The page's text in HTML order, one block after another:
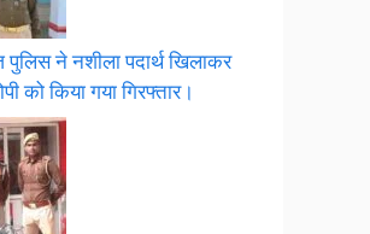
ने नशीला पदार्थ खिलाकर
को किया गया गिरफ्तार।